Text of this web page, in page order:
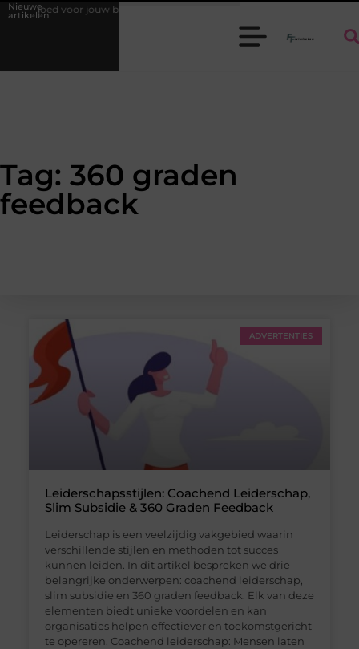
Nieuwe
artikelenvoor jouw behoeften
Tag: 360 graden
feedback
ADVERTENTIES
Leiderschapsstijlen: Coachend Leiderschap,
Slim Subsidie & 360 Graden Feedback
Leiderschap is een veelzijdig vakgebied waarin
verschillende stijlen en methoden tot succes
kunnen leiden. In dit artikel bespreken we drie
belangrijke onderwerpen: coachend leiderschap,
slim subsidie en 360 graden feedback. Elk van deze
elementen biedt unieke voordelen en kan
organisaties helpen effectiever en toekomstgericht
te opereren. Coachend leiderschap: Mensen laten